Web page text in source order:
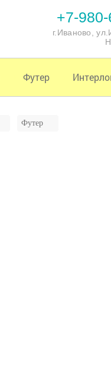
+7-
г.Иваново,
Футер
Футер